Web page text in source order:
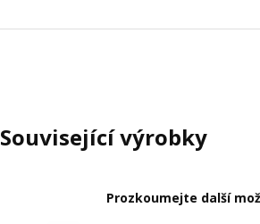
Související výrobky
Prozkoumejte další